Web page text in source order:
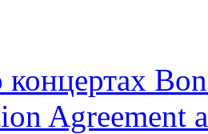
Agreement